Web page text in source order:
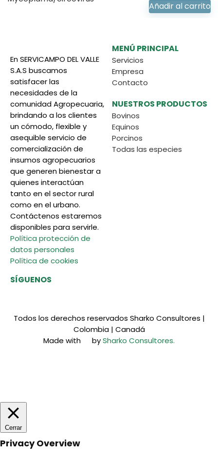
Añadir al carrito
En SERVICAMPO DEL VALLE
S.A.S buscamos
satisfacer las
necesidades de la
comunidad Agropecuaria,
brindando a los clientes
un cómodo, flexible y
asequible servicio de
comercialización de
insumos agropecuarios
que generen bienestar a
quienes interactúan
tanto en el sector rural
como en el urbano.
Contáctenos estaremos
disponibles para servirle.
Política protección de
datos personales
Política de cookies
MENÚ PRINCIPAL
Servicios
Empresa
Contacto
NUESTROS PRODUCTOS
Bovinos
Equinos
Porcinos
Todas las especies
SÍGUENOS
Todos los derechos reservados Sharko Consultores |
Colombia | Canadá
Made with
bySharko Consultores.
Cerrar
Privacy Overview